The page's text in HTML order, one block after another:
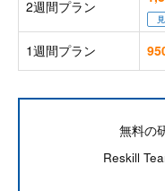
2週間プラン
1週間プラン
無料の
Reskill